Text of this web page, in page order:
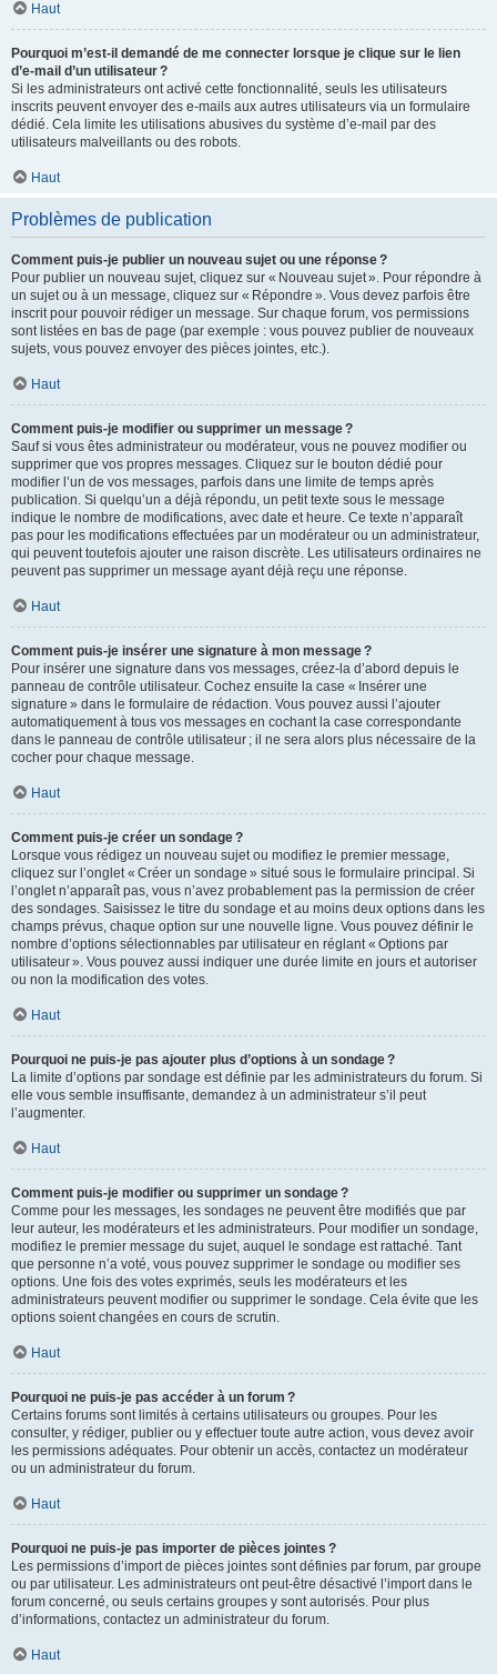
Haut
Pourquoi m’est-il demandé de me connecter lorsque je clique sur le lien
d’e-mail d’un utilisateur ?
Si les administrateurs ont activé cette fonctionnalité, seuls les utilisateurs
inscrits peuvent envoyer des e-mails aux autres utilisateurs via un formulaire
dédié. Cela limite les utilisations abusives du système d’e-mail par des
utilisateurs malveillants ou des robots.
Haut
Problèmes de publication
Comment puis-je publier un nouveau sujet ou une réponse ?
Pour publier un nouveau sujet, cliquez sur « Nouveau sujet ». Pour répondre à
un sujet ou à un message, cliquez sur « Répondre ». Vous devez parfois être
inscrit pour pouvoir rédiger un message. Sur chaque forum, vos permissions
sont listées en bas de page (par exemple : vous pouvez publier de nouveaux
sujets, vous pouvez envoyer des pièces jointes, etc.).
Haut
Comment puis-je modifier ou supprimer un message ?
Sauf si vous êtes administrateur ou modérateur, vous ne pouvez modifier ou
supprimer que vos propres messages. Cliquez sur le bouton dédié pour
modifier l’un de vos messages, parfois dans une limite de temps après
publication. Si quelqu’un a déjà répondu, un petit texte sous le message
indique le nombre de modifications, avec date et heure. Ce texte n’apparaît
pas pour les modifications effectuées par un modérateur ou un administrateur,
qui peuvent toutefois ajouter une raison discrète. Les utilisateurs ordinaires ne
peuvent pas supprimer un message ayant déjà reçu une réponse.
Haut
Comment puis-je insérer une signature à mon message ?
Pour insérer une signature dans vos messages, créez-la d’abord depuis le
panneau de contrôle utilisateur. Cochez ensuite la case « Insérer une
signature » dans le formulaire de rédaction. Vous pouvez aussi l’ajouter
automatiquement à tous vos messages en cochant la case correspondante
dans le panneau de contrôle utilisateur ; il ne sera alors plus nécessaire de la
cocher pour chaque message.
Haut
Comment puis-je créer un sondage ?
Lorsque vous rédigez un nouveau sujet ou modifiez le premier message,
cliquez sur l’onglet « Créer un sondage » situé sous le formulaire principal. Si
l’onglet n’apparaît pas, vous n’avez probablement pas la permission de créer
des sondages. Saisissez le titre du sondage et au moins deux options dans les
champs prévus, chaque option sur une nouvelle ligne. Vous pouvez définir le
nombre d’options sélectionnables par utilisateur en réglant « Options par
utilisateur ». Vous pouvez aussi indiquer une durée limite en jours et autoriser
ou non la modification des votes.
Haut
Pourquoi ne puis-je pas ajouter plus d’options à un sondage ?
La limite d’options par sondage est définie par les administrateurs du forum. Si
elle vous semble insuffisante, demandez à un administrateur s’il peut
l’augmenter.
Haut
Comment puis-je modifier ou supprimer un sondage ?
Comme pour les messages, les sondages ne peuvent être modifiés que par
leur auteur, les modérateurs et les administrateurs. Pour modifier un sondage,
modifiez le premier message du sujet, auquel le sondage est rattaché. Tant
que personne n’a voté, vous pouvez supprimer le sondage ou modifier ses
options. Une fois des votes exprimés, seuls les modérateurs et les
administrateurs peuvent modifier ou supprimer le sondage. Cela évite que les
options soient changées en cours de scrutin.
Haut
Pourquoi ne puis-je pas accéder à un forum ?
Certains forums sont limités à certains utilisateurs ou groupes. Pour les
consulter, y rédiger, publier ou y effectuer toute autre action, vous devez avoir
les permissions adéquates. Pour obtenir un accès, contactez un modérateur
ou un administrateur du forum.
Haut
Pourquoi ne puis-je pas importer de pièces jointes ?
Les permissions d’import de pièces jointes sont définies par forum, par groupe
ou par utilisateur. Les administrateurs ont peut-être désactivé l’import dans le
forum concerné, ou seuls certains groupes y sont autorisés. Pour plus
d’informations, contactez un administrateur du forum.
Haut